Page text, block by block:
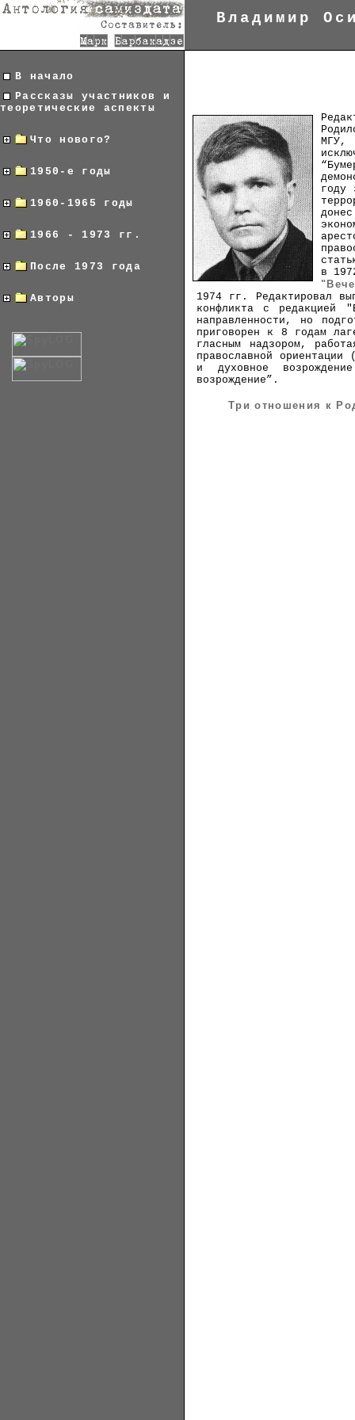
Владимир
В начало
Рассказы участников и
теоретические аспекты
Что нового?
1950-е годы
1960-1965 годы
1966 - 1973 гг.
После 1973 года
Авторы
МГУ,
году
в
1974 гг. Редактировал
конфликта с редакцией
направленности, но
приговорен к 8 годам
гласным надзором,
православной
и духовное
возрождение”.
Три отношения к